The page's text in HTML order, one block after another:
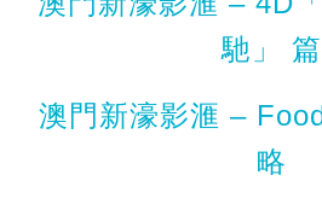
馳」 篇
澳門新濠影滙 –
略